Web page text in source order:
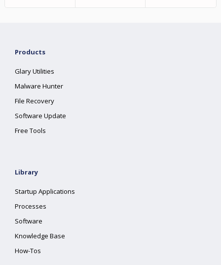
Products
Glary Utilities
Malware Hunter
File Recovery
Software Update
Free Tools
Library
Startup Applications
Processes
Software
Knowledge Base
How-Tos